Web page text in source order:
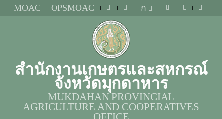
MOAC OPSMOAC ก
สำนักงานเกษตรและสหกรณ์
จังหวัดมุกดาหาร
MUKDAHAN PROVINCIAL
AGRICULTURE AND COOPERATIVES
OFFICE